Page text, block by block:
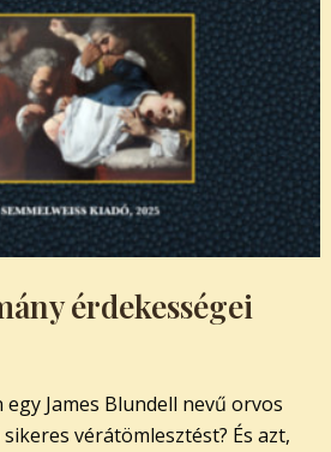
érdekességei
James Blundell nevű orvos
vérátömlesztést? És azt,